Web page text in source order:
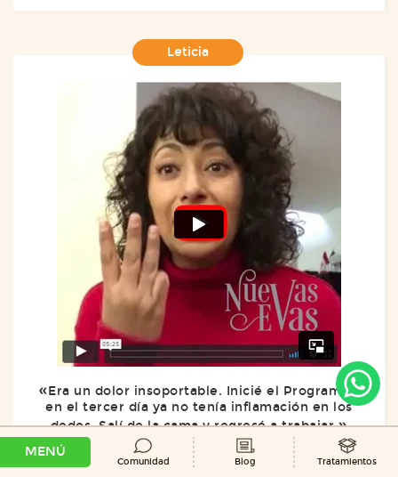
Leticia
Era un dolor insoportable. Inicié el Programa y
en el tercer día ya no tenía inflamación en los
dedos. Salí de la cama y regresé a trabajar.
MENÚ
Comunidad Blog Tratamientos